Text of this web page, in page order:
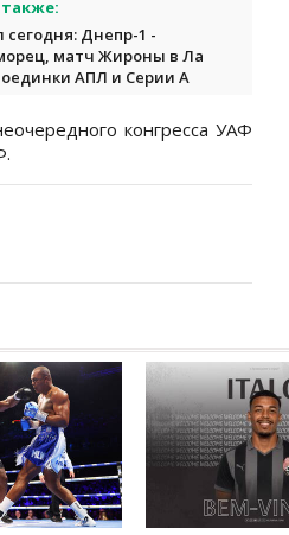
сегодня: Днепр-1 -
матч Жироны в Ла
АПЛ и Серии А
конгресса УАФ